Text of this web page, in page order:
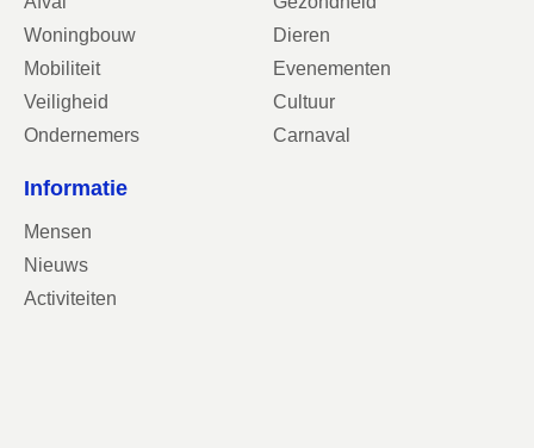
Woningbouw
Mobiliteit
Veiligheid
Ondernemers
Dieren
Evenementen
Cultuur
Carnaval
Informatie
Mensen
Nieuws
Activiteiten